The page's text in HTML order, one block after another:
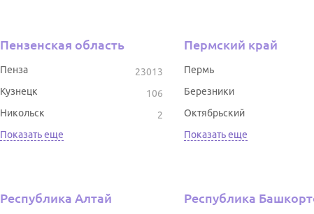
Пензенская область
23013
Пенза
106
Кузнецк
2
Никольск
Показать еще
Пермский край
Пермь
Березники
Октябрьский
Показать еще
Республика Алтай